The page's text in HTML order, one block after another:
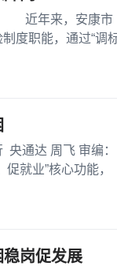
近年来，安康市
度职能，通过“调
通达 周飞 审编：
就业”核心功能，
岗促发展